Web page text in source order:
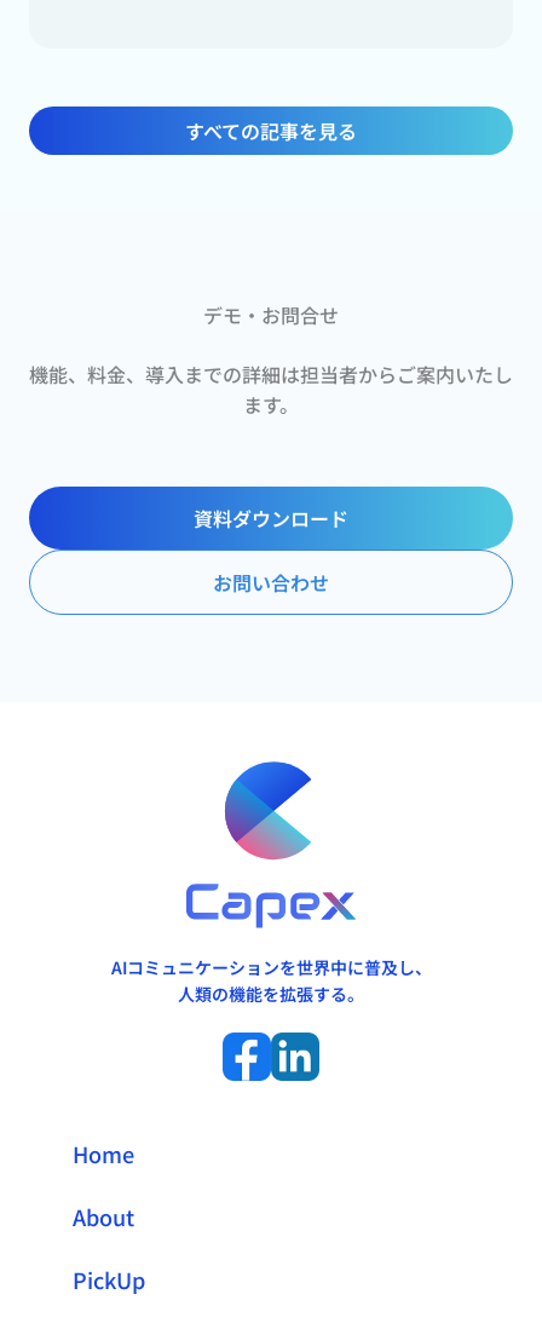
すべての記事を見る
デモ・お問合せ
機能、料金、導入までの詳細は担当者からご案内いたし
ます。
資料ダウンロード
お問い合わせ
AIコミュニケーションを世界中に普及し、
人類の機能を拡張する。
Home
About
PickUp